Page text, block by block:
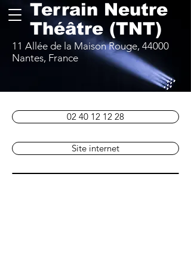
Terrain Neutre
Théâtre (TNT)
11 Allée de la Maison Rouge, 44000
Nantes, France
02 40 12 12 28
Site internet